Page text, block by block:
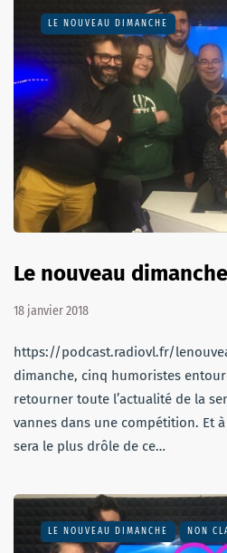
LE NOUVEAU DIMANCHE
Le nouveau
18 janvier 2018
https://podcast.radiovl.fr/
dimanche, cinq humoristes
retourner toute l’actualité de la
vannes dans une compétition. Et
sera le plus drôle de ce…
LE NOUVEAU DIMANCHE NON